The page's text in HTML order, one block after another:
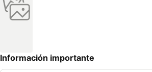
Información importante